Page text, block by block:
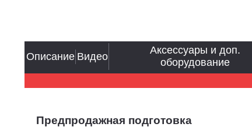
Предпродажная подготовка
Описание Видео
Аксессуары и доп.
оборудование